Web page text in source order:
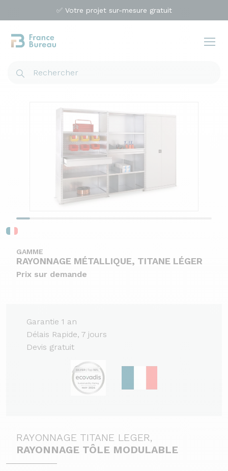
✅ Votre projet sur-mesure gratuit
GAMME
RAYONNAGE MÉTALLIQUE, TITANE LÉGER
Prix sur demande
Garantie 1 an
Délais Rapide, 7 jours
Devis gratuit
RAYONNAGE TITANE LEGER,
RAYONNAGE TÔLE MODULABLE